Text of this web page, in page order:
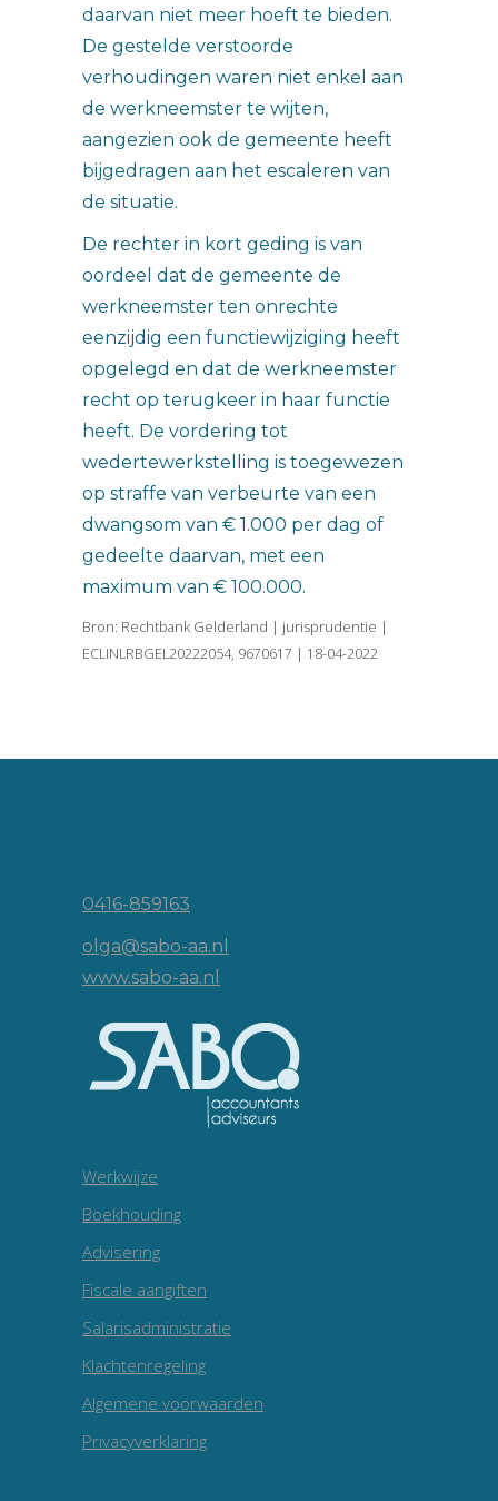
daarvan niet meer hoeft te bieden.
De gestelde verstoorde
verhoudingen waren niet enkel aan
de werkneemster te wijten,
aangezien ook de gemeente heeft
bijgedragen aan het escaleren van
de situatie.
De rechter in kort geding is van
oordeel dat de gemeente de
werkneemster ten onrechte
eenzijdig een functiewijziging heeft
opgelegd en dat de werkneemster
recht op terugkeer in haar functie
heeft. De vordering tot
wedertewerkstelling is toegewezen
op straffe van verbeurte van een
dwangsom van € 1.000 per dag of
gedeelte daarvan, met een
maximum van € 100.000.
Bron: Rechtbank Gelderland | jurisprudentie |
ECLINLRBGEL20222054, 9670617 | 18-04-2022
0416-859163
olga@sabo-aa.nl
www.sabo-aa.nl
Werkwijze
Boekhouding
Advisering
Fiscale aangiften
Salarisadministratie
Klachtenregeling
Algemene voorwaarden
Privacyverklaring